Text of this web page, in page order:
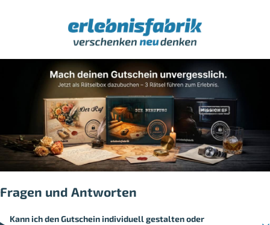
Fragen und Antworten
Kann ich den Gutschein individuell gestalten oder